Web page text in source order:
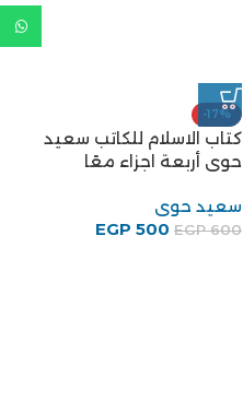
-17%
كتاب الاسلام للكاتب سعيد
حوى أربعة اجزاء معًا
سعيد حوى
EGP600
EGP 500